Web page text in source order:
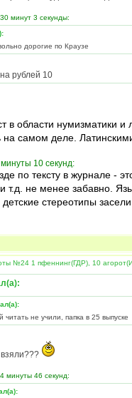
минут 3 секунды:
дорогие по Краузе
рублей 10
в области нумизматики и
на самом деле.
10 секунд:
по тексту в журнале -
т.д. не менее забавно.
детские стереотипы
№24 1 пфеннинг(ГДР), 10
не учили, папка в 25 выпуске
минуты 46 секунд: